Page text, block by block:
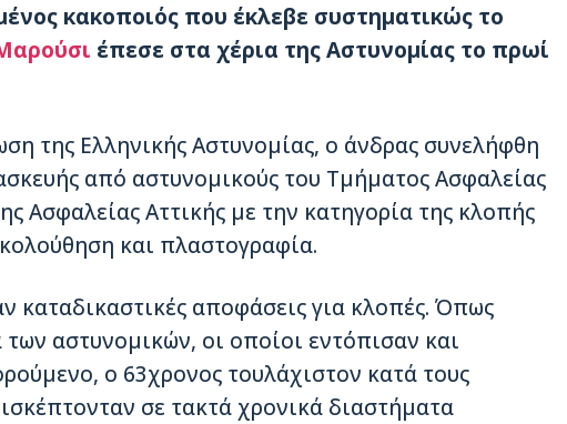
κακοποιός που έκλεβε συστηματικώς το
έπεσε στα χέρια της Αστυνομίας το πρωί
της Ελληνικής Αστυνομίας, ο άνδρας συνελήφθη
από αστυνομικούς του Τμήματος Ασφαλείας
Ασφαλείας Αττικής με την κατηγορία της κλοπής
και πλαστογραφία.
καταδικαστικές αποφάσεις για κλοπές. Όπως
αστυνομικών, οι οποίοι εντόπισαν και
ο 63χρονος τουλάχιστον κατά τους
σε τακτά χρονικά διαστήματα